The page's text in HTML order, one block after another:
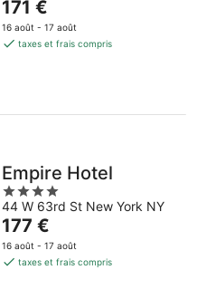
of
5
Le
prix
est
nuit
171 €
16 août - 17 août
taxes et frais compris
Empire Hotel
4
out
of
5
44 W 63rd St New York NY
Le
prix
est
177 €
16 août - 17 août
taxes et frais compris